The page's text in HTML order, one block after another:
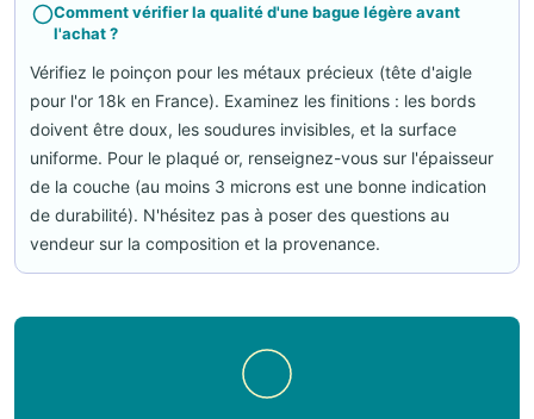
Comment vérifier la qualité d'une bague légère avant
l'achat ?
Vérifiez le poinçon pour les métaux précieux (tête d'aigle
pour l'or 18k en France). Examinez les finitions : les bords
doivent être doux, les soudures invisibles, et la surface
uniforme. Pour le plaqué or, renseignez-vous sur l'épaisseur
de la couche (au moins 3 microns est une bonne indication
de durabilité). N'hésitez pas à poser des questions au
vendeur sur la composition et la provenance.